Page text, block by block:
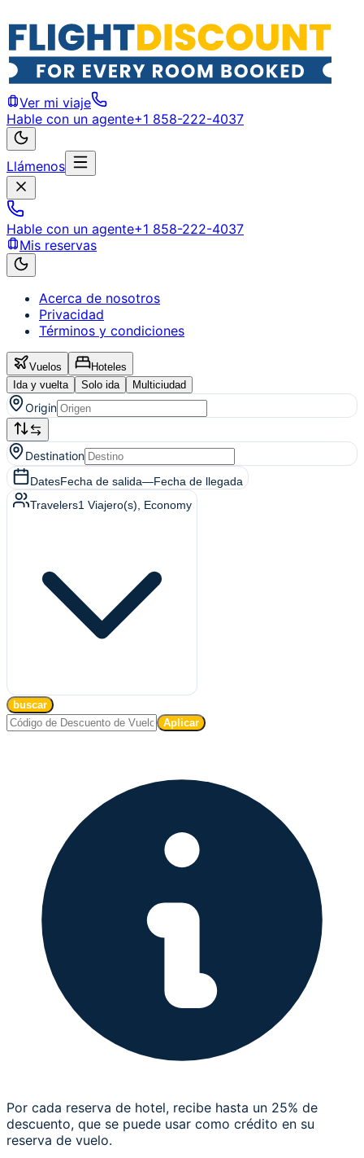
Ver mi viaje
Hable con un agente+1 858-222-4037
Llámenos
Hable con un agente+1 858-222-4037
Mis reservas
Acerca de nosotros
Privacidad
Términos y condiciones
Vuelos
Hoteles
Ida y vuelta
Solo ida Multiciudad
Origin
Destination
DatesFecha de salida—Fecha de llegada
Travelers1 Viajero(s) , Economy
buscar
Aplicar
Por cada reserva de hotel, recibe hasta un 25% de
descuento, que se puede usar como crédito en su
reserva de vuelo.